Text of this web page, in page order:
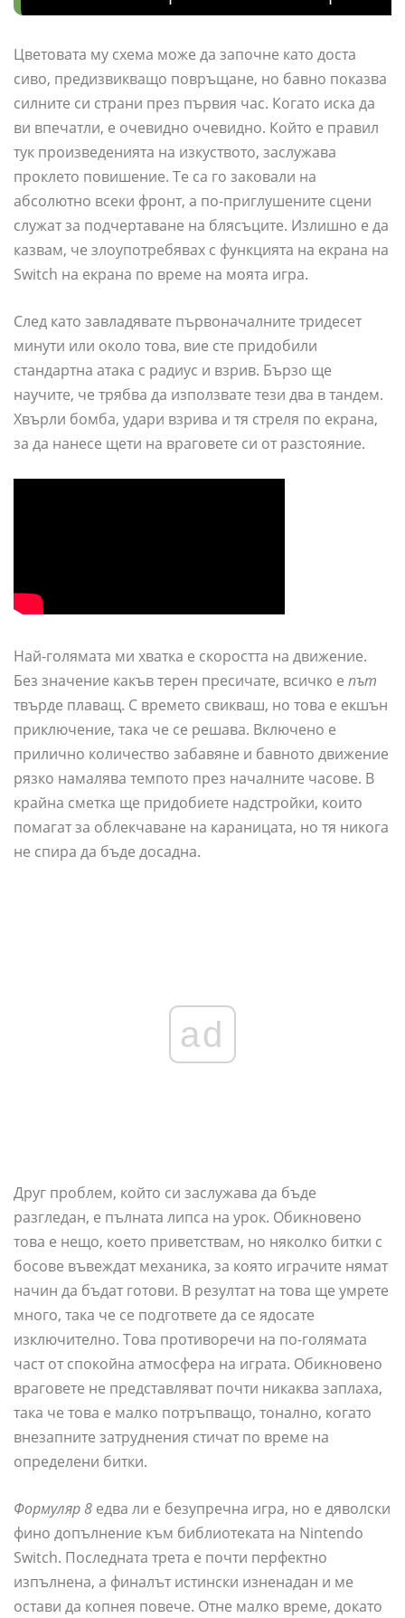
Цветовата му схема може да започне като доста
сиво, предизвикващо повръщане, но бавно показва
силните си страни през първия час. Когато иска да
ви впечатли, е очевидно очевидно. Който е правил
тук произведенията на изкуството, заслужава
проклето повишение. Те са го заковали на
абсолютно всеки фронт, а по-приглушените сцени
служат за подчертаване на блясъците. Излишно е да
казвам, че злоупотребявах с функцията на екрана на
Switch на екрана по време на моята игра.
След като завладявате първоначалните тридесет
минути или около това, вие сте придобили
стандартна атака с радиус и взрив. Бързо ще
научите, че трябва да използвате тези два в тандем.
Хвърли бомба, удари взрива и тя стреля по екрана,
за да нанесе щети на враговете си от разстояние.
Най-голямата ми хватка е скоростта на движение.
Без значение какъв терен пресичате, всичко е път
твърде плаващ. С времето свикваш, но това е екшън
приключение, така че се решава. Включено е
прилично количество забавяне и бавното движение
рязко намалява темпото през началните часове. В
крайна сметка ще придобиете надстройки, които
помагат за облекчаване на караницата, но тя никога
не спира да бъде досадна.
ad
Друг проблем, който си заслужава да бъде
разгледан, е пълната липса на урок. Обикновено
това е нещо, което приветствам, но няколко битки с
босове въвеждат механика, за която играчите нямат
начин да бъдат готови. В резултат на това ще умрете
много, така че се подгответе да се ядосате
изключително. Това противоречи на по-голямата
част от спокойна атмосфера на играта. Обикновено
враговете не представляват почти никаква заплаха,
така че това е малко потръпващо, тонално, когато
внезапните затруднения стичат по време на
определени битки.
Формуляр 8 едва ли е безупречна игра, но е дяволски
фино допълнение към библиотеката на Nintendo
Switch. Последната трета е почти перфектно
изпълнена, а финалът истински изненадан и ме
остави да копнея повече. Отне малко време, докато